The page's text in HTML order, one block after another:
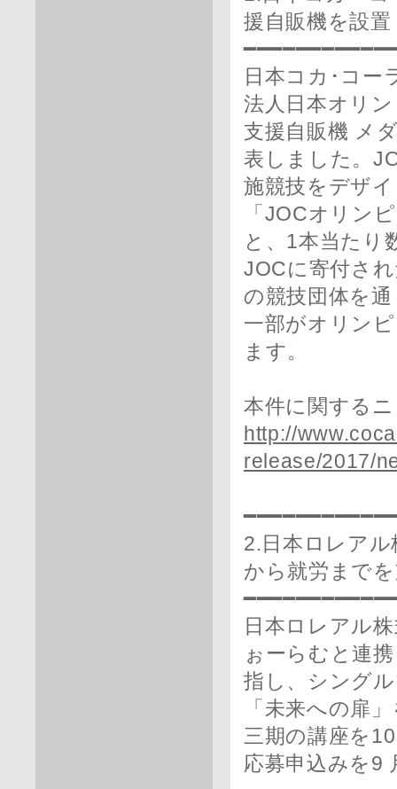
援自販機を設置
日本コカ･コー
法人日本オリ
支援自販機 メ
表しました。
施競技をデザ
「JOCオリン
と、1本当たり
JOCに寄付さ
の競技団体を
一部がオリン
ます。
本件に関する
http://
release/2017/
2.日本ロレア
から就労まで
日本ロレアル
ぉーらむと連
指し、シング
「未来への扉
三期の講座を
応募申込みを9